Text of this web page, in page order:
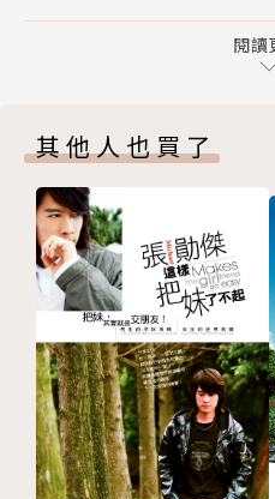
三到五千，甚至上萬一餐
◎以日本料理為例──祥雲
★最經典的「祥雲龍吟」懷
中獲得二星殊榮，連同東
「天空龍吟」，總共獲得
★得到一星肯定的「謙安和
追求極簡哲學，以減法料
連服務人員衣著和空間設
★「凜割烹」以生熟食各半
司與懷石的混合風。
璞儷斐藍佰儷台北──大隱
式料理
CH03. 創意料理──創意的
享受
Table By Yoji
Tairroir態芮──宛如西式
之光
MUME──把北歐料理變
Longtail Restaurant
星
CH04. 鐵板燒料理──面
賞行動藝術
閱讀
其他人也買了